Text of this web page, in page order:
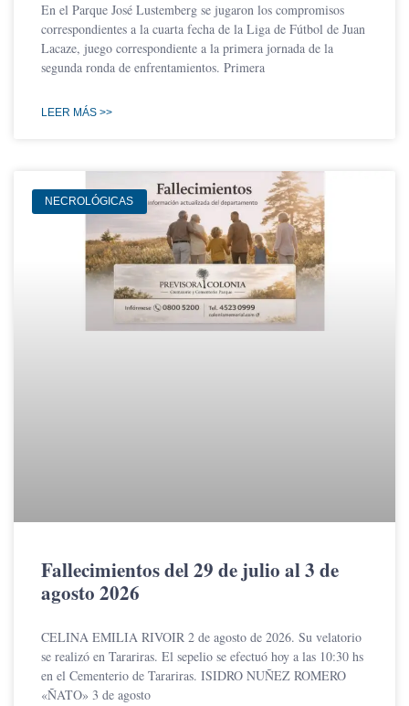
En el Parque José Lustemberg se jugaron los compromisos
correspondientes a la cuarta fecha de la Liga de Fútbol de Juan
Lacaze, juego correspondiente a la primera jornada de la
segunda ronda de enfrentamientos. Primera
LEER MÁS >>
NECROLÓGICAS
Fallecimientos del 29 de julio al 3 de
agosto 2026
CELINA EMILIA RIVOIR 2 de agosto de 2026. Su velatorio
se realizó en Tarariras. El sepelio se efectuó hoy a las 10:30 hs
en el Cementerio de Tarariras. ISIDRO NUÑEZ ROMERO
«ÑATO» 3 de agosto